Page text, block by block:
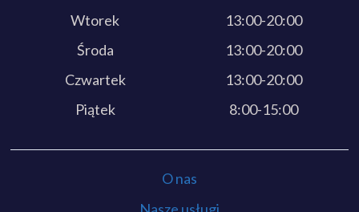
Wtorek
13:00-20:00
Środa
13:00-20:00
Czwartek
13:00-20:00
Piątek
8:00-15:00
O nas